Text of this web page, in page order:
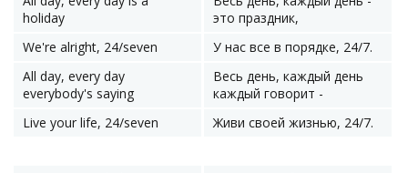
holiday
это праздник,
We're alright, 24/seven
У нас все в порядке, 24/7.
All day, every day
everybody's saying
Весь день, каждый день
каждый говорит -
Live your life, 24/seven
Живи своей жизнью, 24/7.